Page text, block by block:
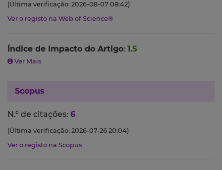
(Última verificação: 2026-08-07 08:42)
Ver o registo na Web of Science®
Índice de Impacto do Artigo: 1.5
Ver Mais
Scopus
N.º de citações: 6
(Última verificação: 2026-07-26 20:04)
Ver o registo na Scopus